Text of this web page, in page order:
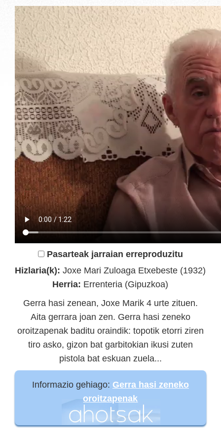
Pasarteak jarraian erreproduzitu
Hizlaria(k): Joxe Mari Zuloaga Etxebeste (1932)
Herria: Errenteria (Gipuzkoa)
Gerra hasi zenean, Joxe Marik 4 urte zituen.
Aita gerrara joan zen. Gerra hasi zeneko
oroitzapenak baditu oraindik: topotik etorri ziren
tiro asko, gizon bat garbitokian ikusi zuten
pistola bat eskuan zuela...
Informazio gehiago: Gerra hasi zeneko
oroitzapenak